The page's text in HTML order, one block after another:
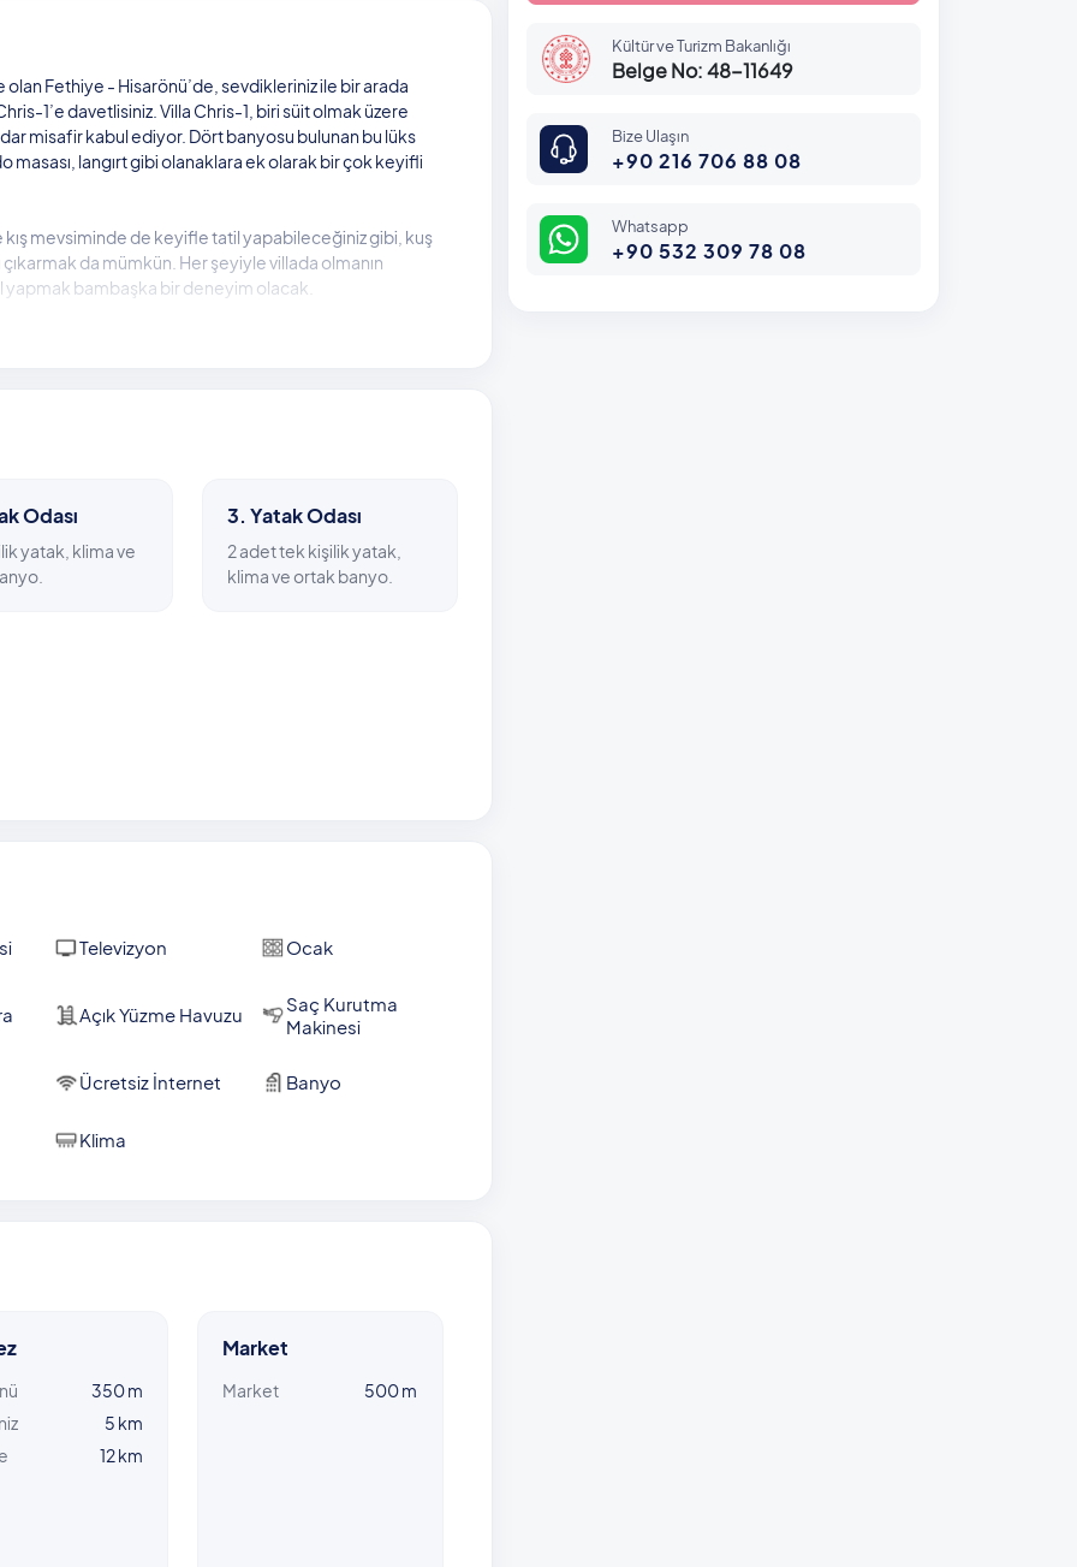
Fethiye - Hisarönü’de, sevdikleriniz ile bir arada
1’e davetlisiniz. Villa Chris-1, biri süit olmak üzere
misafir kabul ediyor. Dört banyosu bulunan bu lüks
langırt gibi olanaklara ek olarak bir çok keyifli
kış mevsiminde de keyifle tatil yapabileceğiniz gibi, kuş
da mümkün. Her şeyiyle villada olmanın
yapmak bambaşka bir deneyim olacak.
yaklaşık beş kilometrede ulaşabilmek mümkün.
havuzu kullanacak misafirlerimizin, tatil süresinden 2 gün
Odası
yatak, klima ve
3. Yatak Odası
2 adet tek kişilik yatak,
klima ve ortak banyo.
Televizyon Ocak
Açık Yüzme Havuzu
Saç Kurutma
Makinesi
Ücretsiz İnternet Banyo
Klima
350 m
5 km
12 km
Market
Market 500 m
Kültür ve Turizm Bakanlığı
Belge No: 48-11649
Bize Ulaşın
+90 216 706 88 08
Whatsapp
+90 532 309 78 08